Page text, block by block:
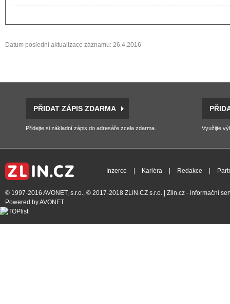
Datum poslední aktualizace záznamu: 26.4.2016
PŘIDAT ZÁPIS ZDARMA
Přidejte si základní zápis do adresáře zcela zdarma. Využijte
Inzerce Kariéra Redakce
© 1997-2016 AVONET, s.r.o., © 2017-2018 ZLIN.CZ s.r.o. | Zlin.cz - informační
Powered byAVONET